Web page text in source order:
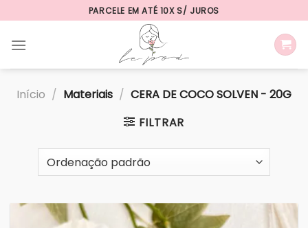
to
content
PARCELE EM ATÉ 10X S/ JUROS
Início / Materiais / CERA DE COCO SOLVEN - 20G
FILTRAR